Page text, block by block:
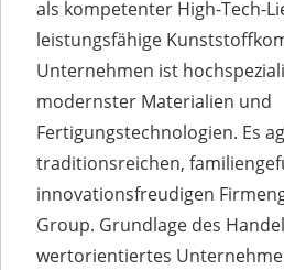
als kompetenter High-Tech-
leistungsfähige
Unternehmen ist
modernster Materialien und
Fertigungstechnologien. Es
traditionsreichen,
innovationsfreudigen
Group. Grundlage des
wertorientiertes